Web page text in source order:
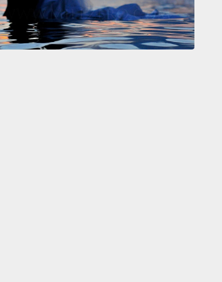
高二十二英吋(約五十六公分)，平
公斤)。它們炫耀著濃密有下層絨毛